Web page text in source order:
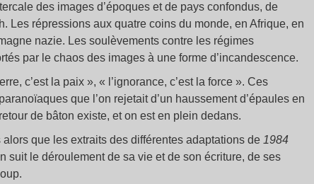
des images d’époques et de pays confondus, de
Les répressions aux quatre coins du monde, en Afrique, en
nazie. Les soulèvements contre les régimes
par le chaos des images à une forme d’incandescence.
c’est la paix », « l’ignorance, c’est la force ». Ces
que l’on rejetait d’un haussement d’épaules en
de bâton existe, et on est en plein dedans.
que les extraits des différentes adaptations de 1984
suit le déroulement de sa vie et de son écriture, de ses